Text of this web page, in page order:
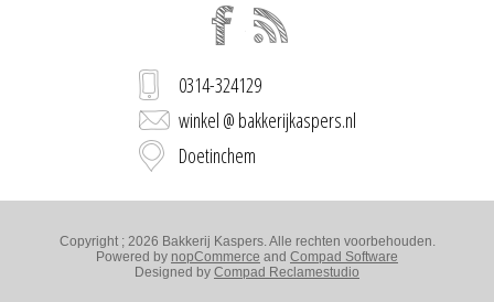
0314-324129
winkel @ bakkerijkaspers.nl
Doetinchem
Copyright ; 2026 Bakkerij Kaspers. Alle rechten voorbehouden.
Powered by nopCommerce and Compad Software
Designed by Compad Reclamestudio